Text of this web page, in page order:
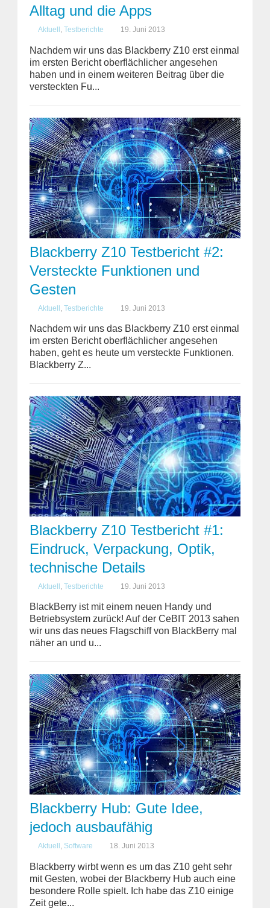
Alltag und die Apps
Aktuell , Testberichte 19. Juni 2013
Nachdem wir uns das Blackberry Z10 erst einmal
im ersten Bericht oberflächlicher angesehen
haben und in einem weiteren Beitrag über die
versteckten Fu...
Blackberry Z10 Testbericht #2:
Versteckte Funktionen und
Gesten
Aktuell Testberichte 19. Juni 2013
Nachdem wir uns das Blackberry Z10 erst einmal
im ersten Bericht oberflächlicher angesehen
haben, geht es heute um versteckte Funktionen.
Blackberry Z...
Blackberry Z10 Testbericht #1:
Eindruck, Verpackung, Optik,
technische Details
Aktuell , Testberichte 19. Juni 2013
BlackBerry ist mit einem neuen Handy und
Betriebsystem zurück! Auf der CeBIT 2013 sahen
wir uns das neues Flagschiff von BlackBerry mal
näher an und u...
Blackberry Hub: Gute Idee,
jedoch ausbaufähig
Aktuell , Software 18. Juni 2013
Blackberry wirbt wenn es um das Z10 geht sehr
mit Gesten, wobei der Blackberry Hub auch eine
besondere Rolle spielt. Ich habe das Z10 einige
Zeit gete...